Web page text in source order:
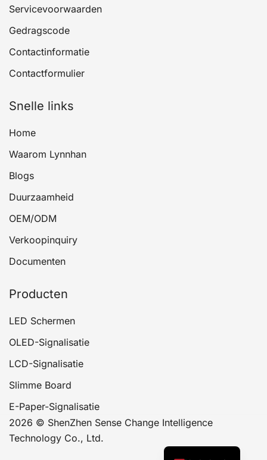
Servicevoorwaarden
Gedragscode
Contactinformatie
Contactformulier
Snelle links
Home
Waarom Lynnhan
Blogs
Duurzaamheid
OEM/ODM
Verkoopinquiry
Documenten
Producten
LED Schermen
OLED-Signalisatie
LCD-Signalisatie
Slimme Board
E-Paper-Signalisatie
2026 © ShenZhen Sense Change Intelligence
Technology Co., Ltd.